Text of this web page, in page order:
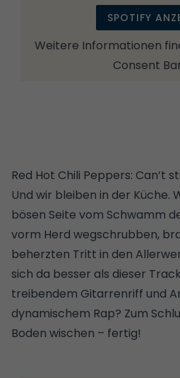
SPOTIFY
Weitere Informationen
Consent
Red Hot Chili Peppers: Can’t
Und wir bleiben in der Küche.
bösen Seite vom Schwamm
vorm Herd wegschrubben,
beherzten Tritt in den
sich da besser als dieser
treibendem Gitarrenriff und
dynamischem Rap? Zum
Boden wischen – fertig!